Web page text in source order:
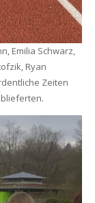
Emilia Schwarz,
Ryan
Zeiten